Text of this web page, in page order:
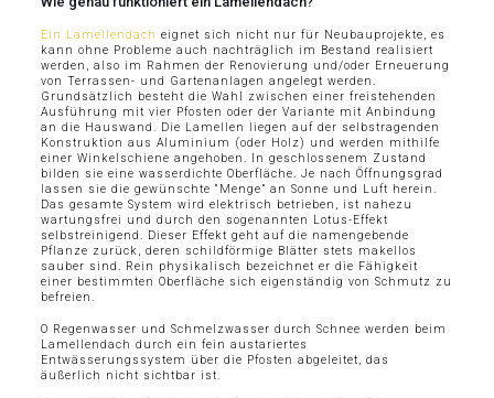
Ein Lamellendach eignet sich nicht nur für Neubauprojekte, es
kann ohne Probleme auch nachträglich im Bestand realisiert
werden, also im Rahmen der Renovierung und/oder Erneuerung
von Terrassen- und Gartenanlagen angelegt werden.
Grundsätzlich besteht die Wahl zwischen einer freistehenden
Ausführung mit vier Pfosten oder der Variante mit Anbindung
an die Hauswand. Die Lamellen liegen auf der selbstragenden
Konstruktion aus Aluminium (oder Holz) und werden mithilfe
einer Winkelschiene angehoben. In geschlossenem Zustand
bilden sie eine wasserdichte Oberfläche. Je nach Öffnungsgrad
lassen sie die gewünschte “Menge” an Sonne und Luft herein.
Das gesamte System wird elektrisch betrieben, ist nahezu
wartungsfrei und durch den sogenannten Lotus-Effekt
selbstreinigend. Dieser Effekt geht auf die namengebende
Pflanze zurück, deren schildförmige Blätter stets makellos
sauber sind. Rein physikalisch bezeichnet er die Fähigkeit
einer bestimmten Oberfläche sich eigenständig von Schmutz zu
befreien.
O Regenwasser und Schmelzwasser durch Schnee werden beim
Lamellendach durch ein fein austariertes
Entwässerungssystem über die Pfosten abgeleitet, das
äußerlich nicht sichtbar ist.